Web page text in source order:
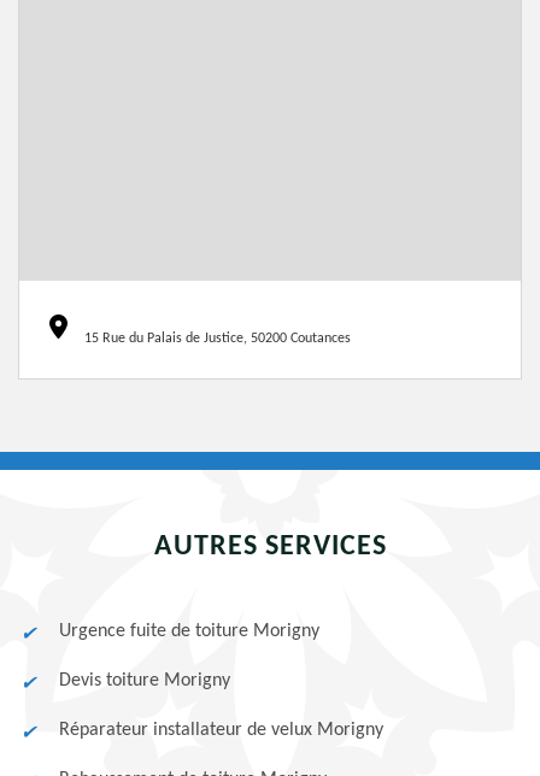
15 Rue du Palais de Justice, 50200 Coutances
AUTRES SERVICES
Urgence fuite de toiture Morigny
Devis toiture Morigny
Réparateur installateur de velux Morigny